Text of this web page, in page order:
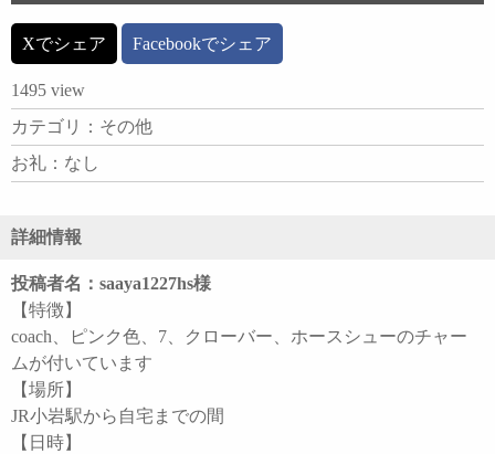
Xでシェア Facebookでシェア
1495 view
カテゴリ：その他
お礼：なし
詳細情報
投稿者名：saaya1227hs様
【特徴】
coach、ピンク色、7、クローバー、ホースシューのチャー
ムが付いています
【場所】
JR小岩駅から自宅までの間
【日時】